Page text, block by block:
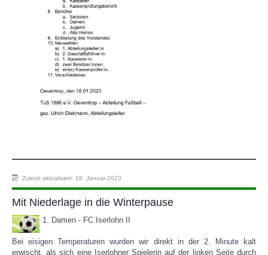
Zuletzt aktualisiert: 18. Januar 2023
Mit Niederlage in die Winterpause
1. Damen - FC Iserlohn II
Bei eisigen Temperaturen wurden wir direkt in der 2. Minute kalt
erwischt, als sich eine Iserlohner Spielerin auf der linken Seite durch